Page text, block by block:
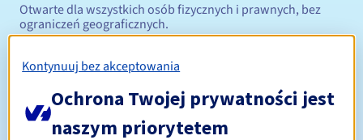
Otwarte dla wszystkich osób fizycznych i prawnych, bez
ograniczeń geograficznych.
Zasady zarządzania i powiadomienia
Okres rejestracji Od 1 do 5 lat
Kontynuuj bez akceptowania
Ochrona Twojej prywatności jest
naszym priorytetem